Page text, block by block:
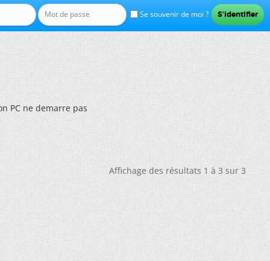
Se souvenir de moi ?
PC ne demarre pas
Affichage des résultats 1 à 3 sur 3